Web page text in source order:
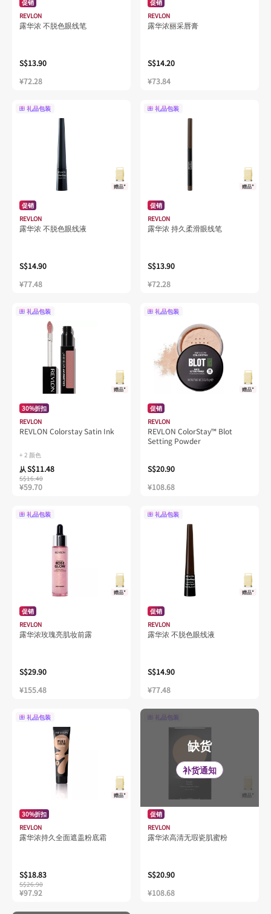
促销
REVLON
露华浓 不脱色眼线笔
S$13.90
¥72.28
促销
REVLON
露华浓丽采唇膏
S$14.20
¥73.84
礼品包装
赠品*
促销
REVLON
露华浓 不脱色眼线液
S$14.90
¥77.48
礼品包装
赠品*
促销
REVLON
露华浓 持久柔滑眼线笔
S$13.90
¥72.28
礼品包装
赠品*
30%折扣
REVLON
REVLON Colorstay Satin Ink
+ 2 颜色
从S$11.48
S$16.40
¥59.70
礼品包装
赠品*
促销
REVLON
REVLON ColorStay™ Blot
Setting Powder
S$20.90
¥108.68
礼品包装
赠品*
促销
REVLON
露华浓玫瑰亮肌妆前露
S$29.90
¥155.48
礼品包装
赠品*
促销
REVLON
露华浓 不脱色眼线液
S$14.90
¥77.48
礼品包装
赠品*
30%折扣
REVLON
露华浓持久全面遮盖粉底霜
S$18.83
S$26.90
¥97.92
缺货
补货通知
礼品包装
赠品*
促销
REVLON
露华浓高清无瑕瓷肌蜜粉
S$20.90
¥108.68